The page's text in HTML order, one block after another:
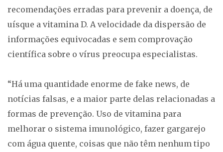
recomendações erradas para prevenir a doença, de
uísque a vitamina D. A velocidade da dispersão de
informações equivocadas e sem comprovação
científica sobre o vírus preocupa especialistas.
“Há uma quantidade enorme de fake news, de
notícias falsas, e a maior parte delas relacionadas a
formas de prevenção. Uso de vitamina para
melhorar o sistema imunológico, fazer gargarejo
com água quente, coisas que não têm nenhum tipo